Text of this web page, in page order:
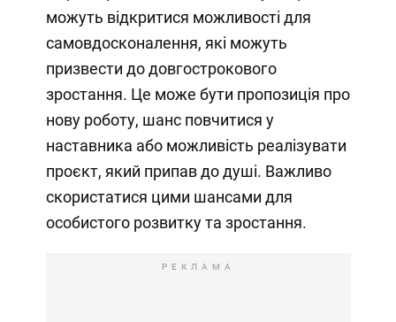
можуть відкритися можливості для
самовдосконалення, які можуть
призвести до довгострокового
зростання. Це може бути пропозиція про
нову роботу, шанс повчитися у
наставника або можливість реалізувати
проєкт, який припав до душі. Важливо
скористатися цими шансами для
особистого розвитку та зростання.
РЕКЛАМА